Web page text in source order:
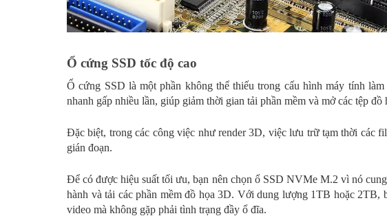
Ổ cứng SSD tốc độ cao
Ổ cứng SSD là một phần không thể thiếu trong cấu hình máy tính
nhanh gấp nhiều lần, giúp giảm thời gian tải phần mềm và mở các tệp đồ
Đặc biệt, trong các công việc như render 3D, việc lưu trữ tạm thời các
gián đoạn.
Để có được hiệu suất tối ưu, bạn nên chọn ổ SSD NVMe M.2 vì nó
hành và tải các phần mềm đồ họa 3D. Với dung lượng 1TB hoặc
video mà không gặp phải tình trạng đầy ổ đĩa.